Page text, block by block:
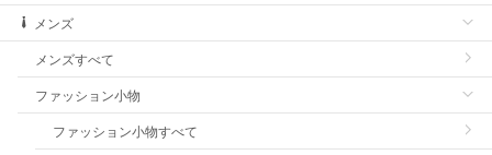
メンズ
メンズすべて
ファッション小物
ファッション小物すべて